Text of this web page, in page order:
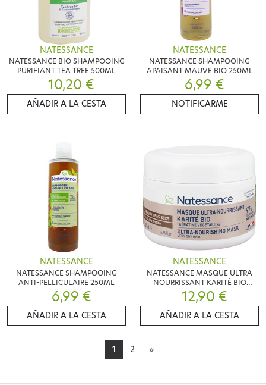
NATESSANCE
NATESSANCE BIO SHAMPOOING
PURIFIANT TEA TREE 500ML
10,20 €
AÑADIR A LA CESTA
NATESSANCE
NATESSANCE SHAMPOOING
APAISANT MAUVE BIO 250ML
6,99 €
NOTIFICARME
NATESSANCE
NATESSANCE SHAMPOOING
ANTI-PELLICULAIRE 250ML
6,99 €
AÑADIR A LA CESTA
NATESSANCE
NATESSANCE MASQUE ULTRA
NOURRISSANT KARITÉ BIO
200ML
12,90 €
AÑADIR A LA CESTA
1 2 »